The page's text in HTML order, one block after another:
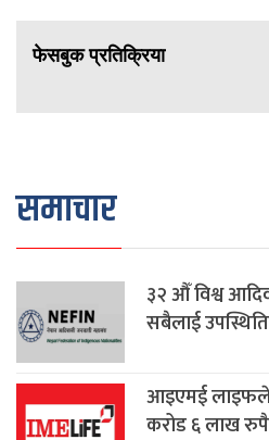
फेसबुक प्रतिक्रिया
समाचार
३२ औँ विश्व
सबैलाई
आइएमई लाइफले
करोड ६ लाख